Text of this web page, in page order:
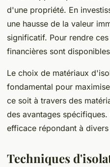
d'une propriété. En
une hausse de la valeur
significatif. Pour rendre
financières sont
Le choix de matériaux
fondamental pour
ce soit à travers des
des avantages
efficace répondant à
Techniques